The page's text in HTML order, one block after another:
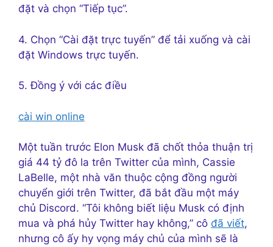
đặt và chọn “Tiếp tục”.
4. Chọn “Cài đặt trực tuyến” để tải xuống và cài
đặt Windows trực tuyến.
5. Đồng ý với các điều
cài win online
Một tuần trước Elon Musk đã chốt thỏa thuận trị
giá 44 tỷ đô la trên Twitter của mình, Cassie
LaBelle, một nhà văn thuộc cộng đồng người
chuyển giới trên Twitter, đã bắt đầu một máy
chủ Discord. “Tôi không biết liệu Musk có định
mua và phá hủy Twitter hay không,” cô đã viết,
nhưng cô ấy hy vọng máy chủ của mình sẽ là